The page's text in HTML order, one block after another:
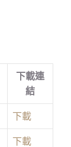
下載連
結
下載
下載